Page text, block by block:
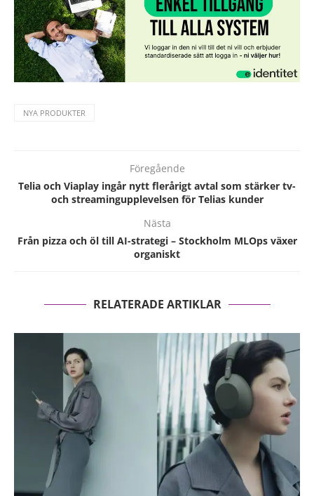
NYA PRODUKTER
Föregående
Telia och Viaplay ingår nytt flerårigt avtal som stärker tv-
och streamingupplevelsen för Telias kunder
Nästa
Från pizza och öl till AI-strategi – Stockholm MLOps växer
organiskt
RELATERADE ARTIKLAR